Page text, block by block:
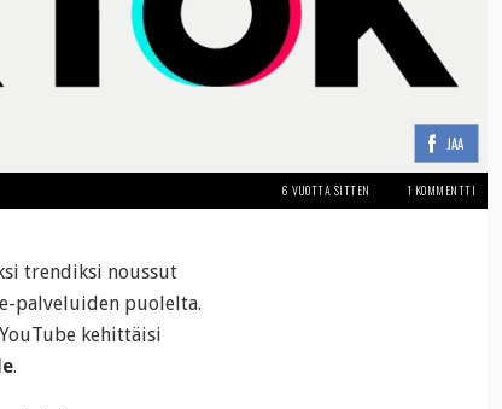
JAA
6 VUOTTA SITTEN 1 KOMMENTTI
trendiksi noussut
palveluiden puolelta.
YouTube kehittäisi
.